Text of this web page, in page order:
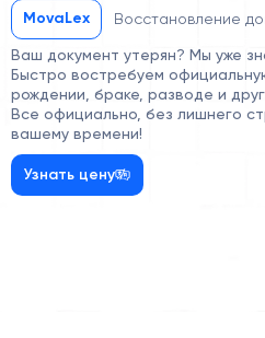
MovaLex Восстановление
Ваш документ утерян? Мы уже
Быстро востребуем
рождении, браке, разводе и
Все официально, без лишнего
вашему времени!
Узнать цену